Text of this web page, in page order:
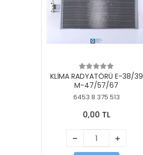
KLİMA RADYATÖRÜ E-38/39
M-47/57/67
6453 8 375 513
0,00 TL